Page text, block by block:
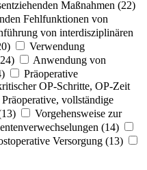
Maßnahmen (22)
Fehlfunktionen von
von interdisziplinären
Verwendung
Anwendung von
Präoperative
OP-Schritte, OP-Zeit
Präoperative, vollständige
Vorgehensweise zur
(14)
Versorgung (13)